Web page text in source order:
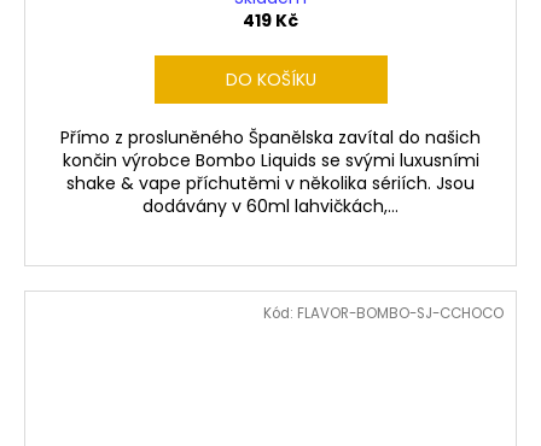
419 Kč
DO KOŠÍKU
Přímo z prosluněného Španělska zavítal do našich
končin výrobce Bombo Liquids se svými luxusními
shake & vape příchutěmi v několika sériích. Jsou
dodávány v 60ml lahvičkách,...
Kód: FLAVOR-BOMBO-SJ-CCHOCO